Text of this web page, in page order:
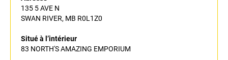
135 5 AVE N
SWAN RIVER, MB R0L1Z0
Situé à l’intérieur
83 NORTH'S AMAZING EMPORIUM